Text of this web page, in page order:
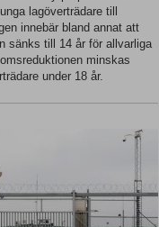
lagöverträdare till
innebär bland annat att
sänks till 14 år för allvarliga
minskas
under 18 år.